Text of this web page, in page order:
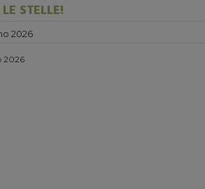
STELLE!
2026
2026